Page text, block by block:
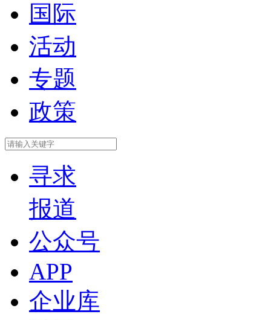
国际
活动
专题
政策
寻求
报道
公众号
APP
企业库